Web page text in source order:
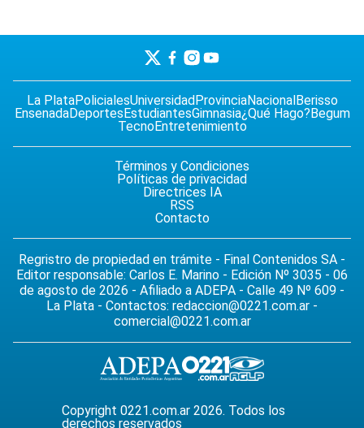
La PlataPolicialesUniversidad ProvinciaNacional Berisso
EnsenadaDeportes EstudiantesGimnasia¿Qué Hago? Begum
TecnoEntretenimiento
Términos y Condiciones
Políticas de privacidad
Directrices IA
RSS
Contacto
Regristro de propiedad en trámite - Final Contenidos SA -
Editor responsable: Carlos E. Marino - Edición Nº 3035 - 06
de agosto de 2026 - Afiliado a ADEPA - Calle 49 Nº 609 -
La Plata - Contactos: redaccion@0221.com.ar -
comercial@0221.com.ar
Copyright 0221.com.ar 2026. Todos los
derechos reservados